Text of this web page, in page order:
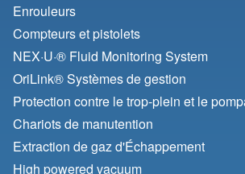
Enrouleurs
Compteurs et pistolets
NEX·U·® Fluid Monitoring System
OriLink® Systèmes de gestion
Protection contre le trop-plein et le
Chariots de manutention
Extraction de gaz d'Échappement
High powered vacuum